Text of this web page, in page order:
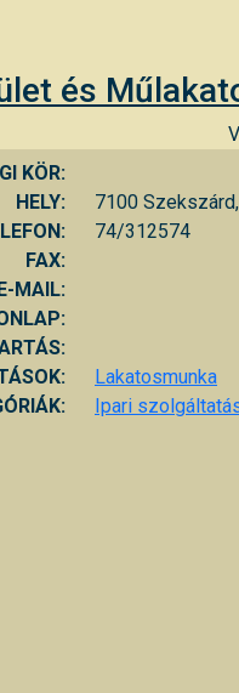
és
KÖR:
HELY:
7100
74/312574
FAX:
MAIL:
Lakatosmunka
Ipari